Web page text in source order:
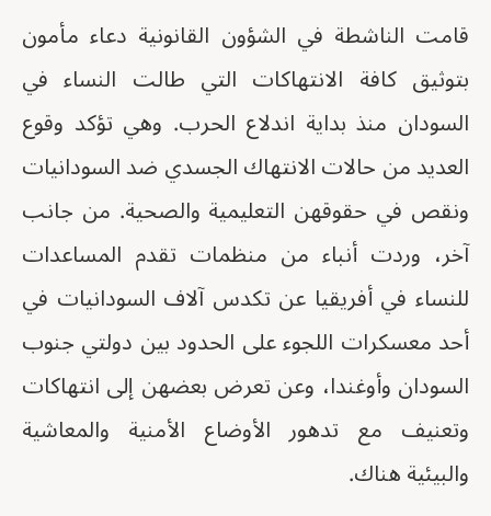
قامت الناشطة في الشؤون القانونية دعاء مأمون
بتوثيق كافة الانتهاكات التي طالت النساء في
السودان منذ بداية اندلاع الحرب. وهي تؤكد وقوع
العديد من حالات الانتهاك الجسدي ضد السودانيات
ونقص في حقوقهن التعليمية والصحية. من جانب
آخر، وردت أنباء من منظمات تقدم المساعدات
للنساء في أفريقيا عن تكدس آلاف السودانيات في
أحد معسكرات اللجوء على الحدود بين دولتي جنوب
السودان وأوغندا، وعن تعرض بعضهن إلى انتهاكات
وتعنيف مع تدهور الأوضاع الأمنية والمعاشية
والبيئية هناك.